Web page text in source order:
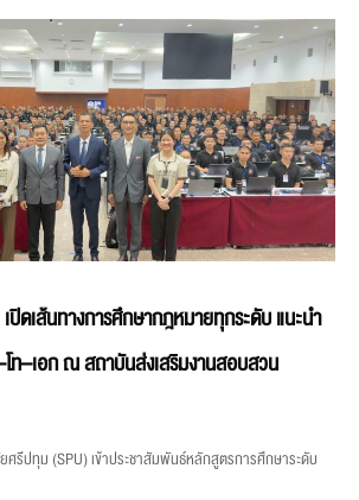
ดเส้นทางการศึกษากฎหมายทุกระดับ แนะนำ
–เอก ณ สถาบันส่งเสริมงานสอบสวน
รีปทุม (SPU) เข้าประชาสัมพันธ์หลักสูตรการศึกษาระดับ